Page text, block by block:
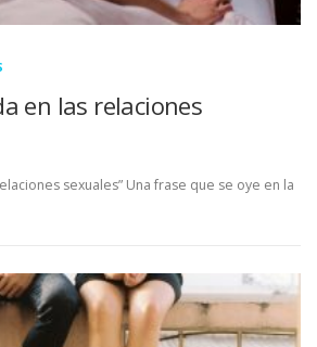
en las relaciones
sexuales” Una frase que se oye en la